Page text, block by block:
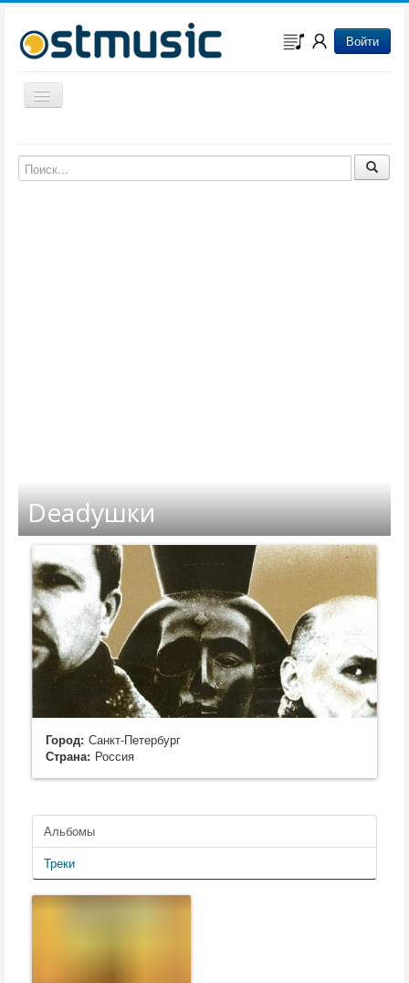
Войти
Включить/выключить навигацию
Музыка из мультфильмов
Музыка из сериалов
Deadушки
Город: Санкт-Петербург
Страна: Россия
Альбомы
Треки